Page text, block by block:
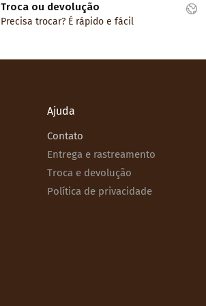
Troca ou devolução
Precisa trocar? É rápido e fácil
Ajuda
Contato
Entrega e rastreamento
Troca e devolução
Política de privacidade